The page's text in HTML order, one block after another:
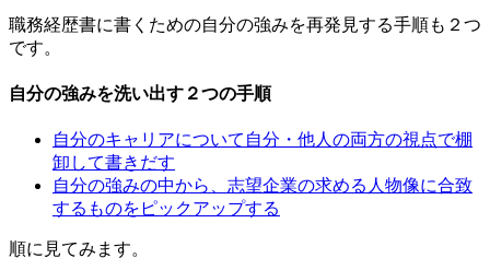
職務経歴書に書くための自分の強みを再発見する手順も２つ
です。
自分の強みを洗い出す２つの手順
自分のキャリアについて自分・他人の両方の視点で棚
卸して書きだす
自分の強みの中から、志望企業の求める人物像に合致
するものをピックアップする
順に見てみます。